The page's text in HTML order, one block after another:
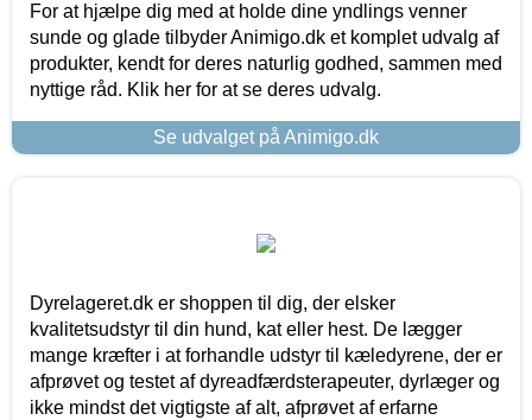
For at hjælpe dig med at holde dine yndlings venner
sunde og glade tilbyder Animigo.dk et komplet udvalg af
produkter, kendt for deres naturlig godhed, sammen med
nyttige råd. Klik her for at se deres udvalg.
Se udvalget på Animigo.dk
Dyrelageret.dk er shoppen til dig, der elsker
kvalitetsudstyr til din hund, kat eller hest. De lægger
mange kræfter i at forhandle udstyr til kæledyrene, der er
afprøvet og testet af dyreadfærdsterapeuter, dyrlæger og
ikke mindst det vigtigste af alt, afprøvet af erfarne